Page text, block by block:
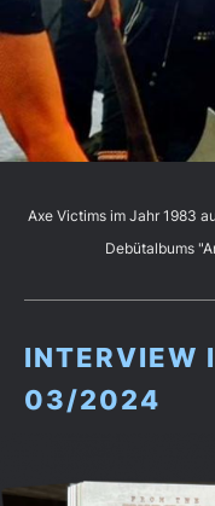
Axe Victims im Jahr 1983
Debütalbums
INTERVIEW
03/2024